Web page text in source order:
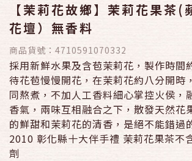
【茉莉花故鄉】茉莉花果茶(
花壇）無香料
商品貨號： 4710591070332
採用新鮮水果及含苞茉莉花，製作時間
待花苞慢慢開花，在茉莉花約八分開時
同熬煮，不加人工香料細心掌控火侯，
香氣，兩味互相融合之下，散發天然花
的鮮甜和茉莉花的清香，是絕不能錯過
2010 彰化縣十大伴手禮 茉莉花果茶不
劑